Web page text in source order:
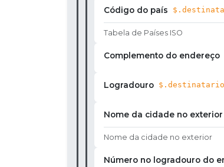
Código do país
Tabela de Países ISO
Complemento do endereço
Logradouro
Nome da cidade no exterior
Nome da cidade no exterior
Número no logradouro do